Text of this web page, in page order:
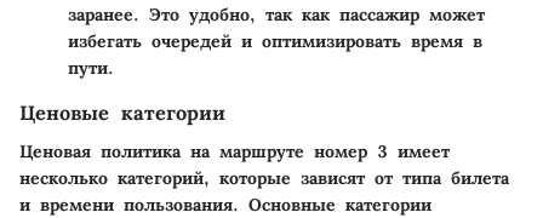
заранее. Это удобно, так как пассажир может
избегать очередей и оптимизировать время в
пути.
Ценовые категории
Ценовая политика на маршруте номер 3 имеет
несколько категорий, которые зависят от типа билета
и времени пользования. Основные категории